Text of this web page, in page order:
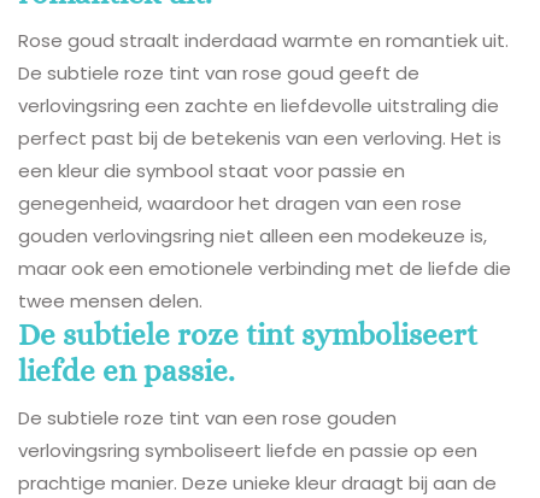
Rose goud straalt inderdaad warmte en romantiek uit.
De subtiele roze tint van rose goud geeft de
verlovingsring een zachte en liefdevolle uitstraling die
perfect past bij de betekenis van een verloving. Het is
een kleur die symbool staat voor passie en
genegenheid, waardoor het dragen van een rose
gouden verlovingsring niet alleen een modekeuze is,
maar ook een emotionele verbinding met de liefde die
twee mensen delen.
De subtiele roze tint symboliseert
liefde en passie.
De subtiele roze tint van een rose gouden
verlovingsring symboliseert liefde en passie op een
prachtige manier. Deze unieke kleur draagt bij aan de